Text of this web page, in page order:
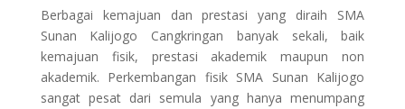
Berbagai kemajuan dan prestasi yang diraih SMA
Sunan Kalijogo Cangkringan banyak sekali, baik
kemajuan fisik, prestasi akademik maupun non
akademik. Perkembangan fisik SMA Sunan Kalijogo
sangat pesat dari semula yang hanya menumpang